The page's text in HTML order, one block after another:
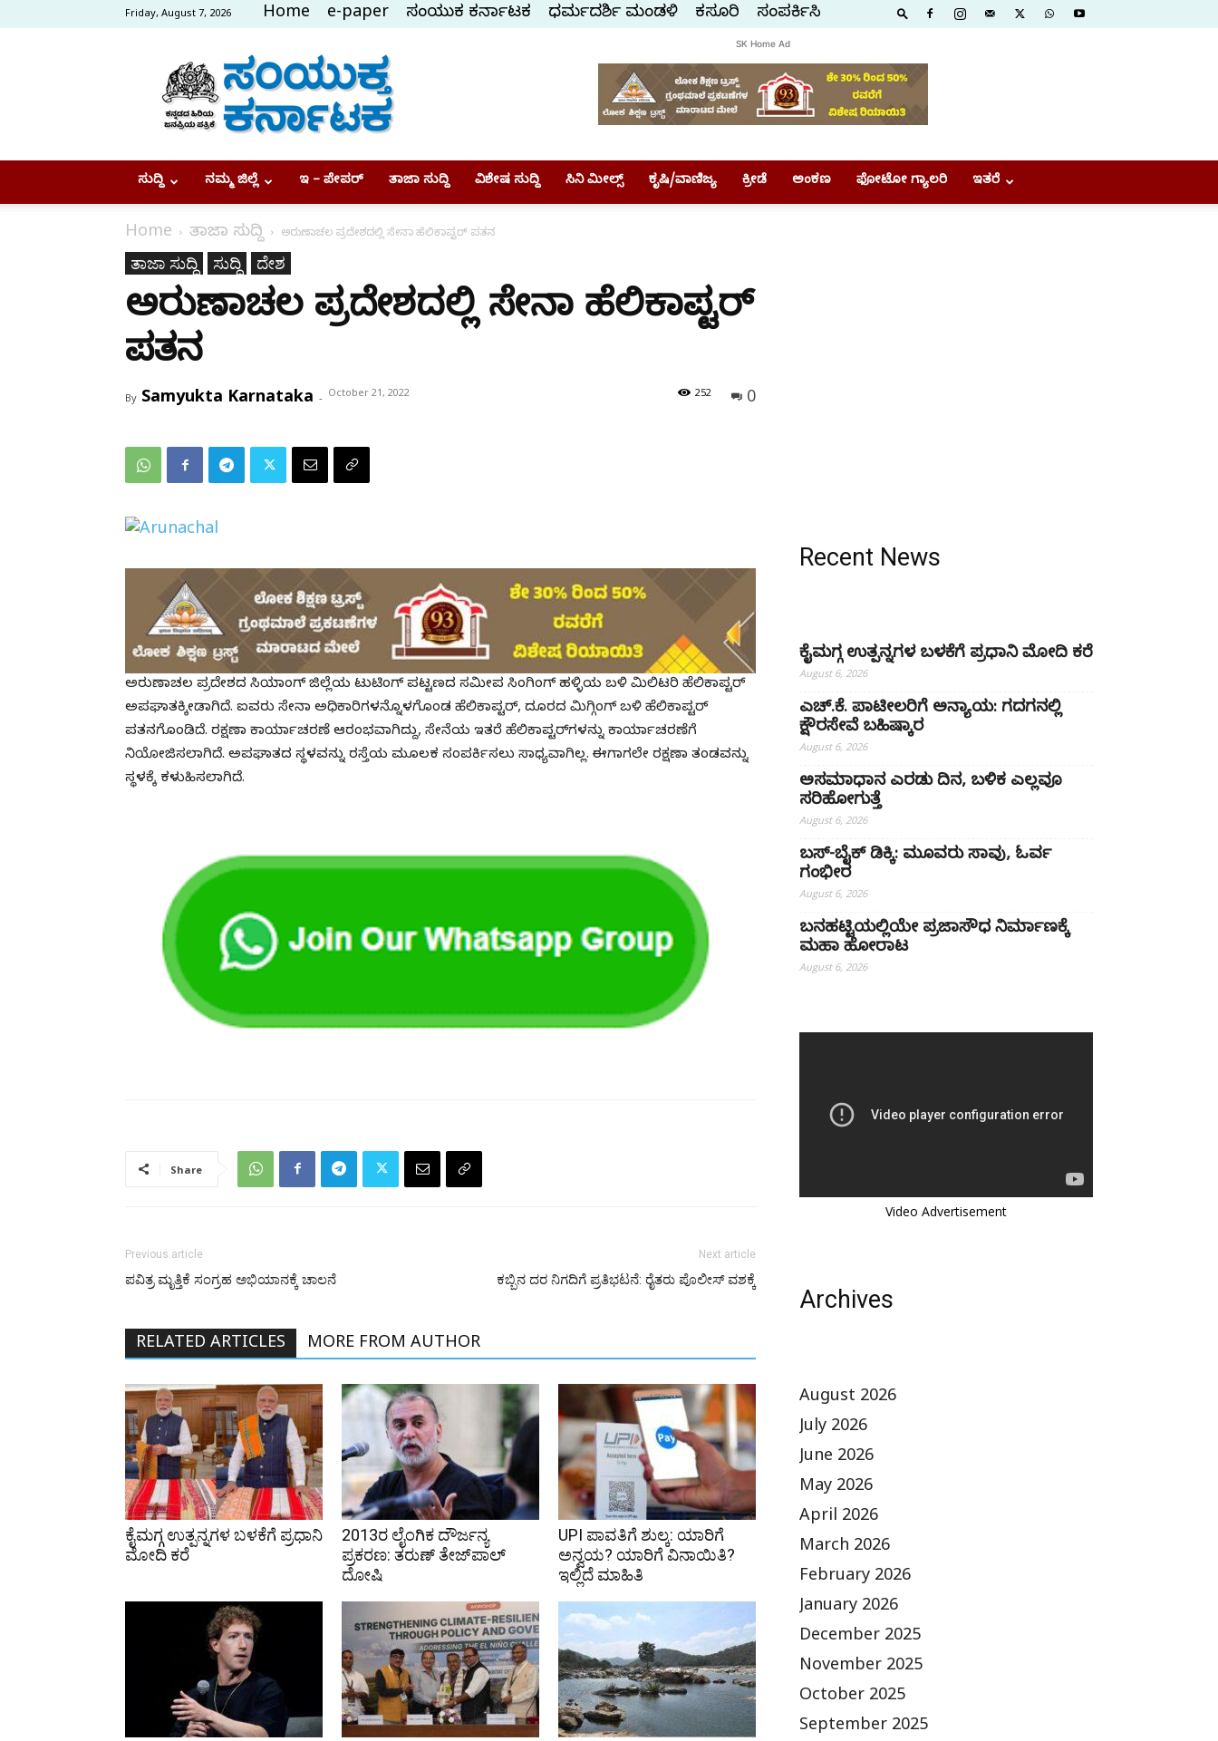
Friday, August 7, 2026 Home e-paper ಸಂಯುಕ್ತ ಕರ್ನಾಟಕ ಧರ್ಮದರ್ಶಿ ಮಂಡಳಿ ಕಸ್ತೂರಿ ಸಂಪರ್ಕಿಸಿ
Samyukta
Karnataka
SK Home Ad
ಸುದ್ದಿ ನಮ್ಮ ಜಿಲ್ಲೆ ಇ – ಪೇಪರ್ ತಾಜಾ ಸುದ್ದಿ ವಿಶೇಷ ಸುದ್ದಿ ಸಿನಿ ಮೀಲ್ಸ್ ಕೃಷಿ/ವಾಣಿಜ್ಯ ಕ್ರೀಡೆ ಅಂಕಣ ಫೋಟೋ ಗ್ಯಾಲರಿ ಇತರೆ
Home ತಾಜಾ ಸುದ್ದಿ ಅರುಣಾಚಲ ಪ್ರದೇಶದಲ್ಲಿ ಸೇನಾ ಹೆಲಿಕಾಪ್ಟರ್ ಪತನ
ತಾಜಾ ಸುದ್ದಿ ಸುದ್ದಿ ದೇಶ
ಅರುಣಾಚಲ ಪ್ರದೇಶದಲ್ಲಿ ಸೇನಾ ಹೆಲಿಕಾಪ್ಟರ್
ಪತನ
By Samyukta Karnataka - October 21, 2022 0
252
ಅರುಣಾಚಲ ಪ್ರದೇಶದ ಸಿಯಾಂಗ್ ಜಿಲ್ಲೆಯ ಟುಟಿಂಗ್ ಪಟ್ಟಣದ ಸಮೀಪ ಸಿಂಗಿಂಗ್ ಹಳ್ಳಿಯ ಬಳಿ ಮಿಲಿಟರಿ ಹೆಲಿಕಾಪ್ಟರ್
ಅಪಘಾತಕ್ಕೀಡಾಗಿದೆ. ಐವರು ಸೇನಾ ಅಧಿಕಾರಿಗಳನ್ನೊಳಗೊಂಡ ಹೆಲಿಕಾಪ್ಟರ್, ದೂರದ ಮಿಗ್ಗಿಂಗ್ ಬಳಿ ಹೆಲಿಕಾಪ್ಟರ್
ಪತನಗೊಂಡಿದೆ. ರಕ್ಷಣಾ ಕಾರ್ಯಾಚರಣೆ ಆರಂಭವಾಗಿದ್ದು, ಸೇನೆಯ ಇತರೆ ಹೆಲಿಕಾಪ್ಟರ್‌ಗಳನ್ನು ಕಾರ್ಯಾಚರಣೆಗೆ
ನಿಯೋಜಿಸಲಾಗಿದೆ. ಅಪಘಾತದ ಸ್ಥಳವನ್ನು ರಸ್ತೆಯ ಮೂಲಕ ಸಂಪರ್ಕಿಸಲು ಸಾಧ್ಯವಾಗಿಲ್ಲ. ಈಗಾಗಲೇ ರಕ್ಷಣಾ ತಂಡವನ್ನು
ಸ್ಥಳಕ್ಕೆ ಕಳುಹಿಸಲಾಗಿದೆ.
Share
Previous article
ಪವಿತ್ರ ಮೃತ್ತಿಕೆ ಸಂಗ್ರಹ ಅಭಿಯಾನಕ್ಕೆ ಚಾಲನೆ
Next article
ಕಬ್ಬಿನ ದರ ನಿಗದಿಗೆ ಪ್ರತಿಭಟನೆ: ರೈತರು ಪೊಲೀಸ್‌ ವಶಕ್ಕೆ
RELATED ARTICLES MORE FROM AUTHOR
ಕೈಮಗ್ಗ ಉತ್ಪನ್ನಗಳ ಬಳಕೆಗೆ ಪ್ರಧಾನಿ
ಮೋದಿ ಕರೆ
2013ರ ಲೈಂಗಿಕ ದೌರ್ಜನ್ಯ
ಪ್ರಕರಣ: ತರುಣ್ ತೇಜ್‌ಪಾಲ್
ದೋಷಿ
UPI ಪಾವತಿಗೆ ಶುಲ್ಕ: ಯಾರಿಗೆ
ಅನ್ವಯ? ಯಾರಿಗೆ ವಿನಾಯಿತಿ?
ಇಲ್ಲಿದೆ ಮಾಹಿತಿ
Recent News
ಕೈಮಗ್ಗ ಉತ್ಪನ್ನಗಳ ಬಳಕೆಗೆ ಪ್ರಧಾನಿ ಮೋದಿ ಕರೆ
August 6, 2026
ಎಚ್‌.ಕೆ. ಪಾಟೀಲರಿಗೆ ಅನ್ಯಾಯ: ಗದಗನಲ್ಲಿ
ಕ್ಷೌರಸೇವೆ ಬಹಿಷ್ಕಾರ
August 6, 2026
ಅಸಮಾಧಾನ ಎರಡು ದಿನ, ಬಳಿಕ ಎಲ್ಲವೂ
ಸರಿಹೋಗುತ್ತೆ
August 6, 2026
ಬಸ್-ಬೈಕ್ ಡಿಕ್ಕಿ: ಮೂವರು ಸಾವು, ಓರ್ವ
ಗಂಭೀರ
August 6, 2026
ಬನಹಟ್ಟಿಯಲ್ಲಿಯೇ ಪ್ರಜಾಸೌಧ ನಿರ್ಮಾಣಕ್ಕೆ
ಮಹಾ ಹೋರಾಟ
August 6, 2026
Video Advertisement
Archives
August 2026
July 2026
June 2026
May 2026
April 2026
March 2026
February 2026
January 2026
December 2025
November 2025
October 2025
September 2025